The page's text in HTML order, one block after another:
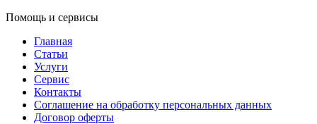
Помощь и сервисы
Главная
Статьи
Услуги
Сервис
Контакты
Соглашение на обработку персональных данных
Договор оферты